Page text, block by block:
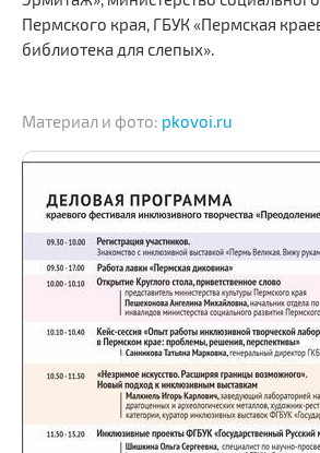
...
Пермского края, ГБУК «Пермская
библиотека для слепых».
Материал и фото: pkovoi.ru